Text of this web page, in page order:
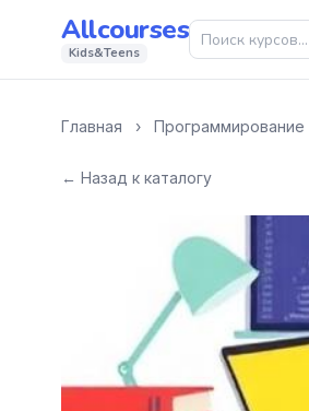
Allcourses
Kids&Teens
Главная › Программирование
← Назад к каталогу